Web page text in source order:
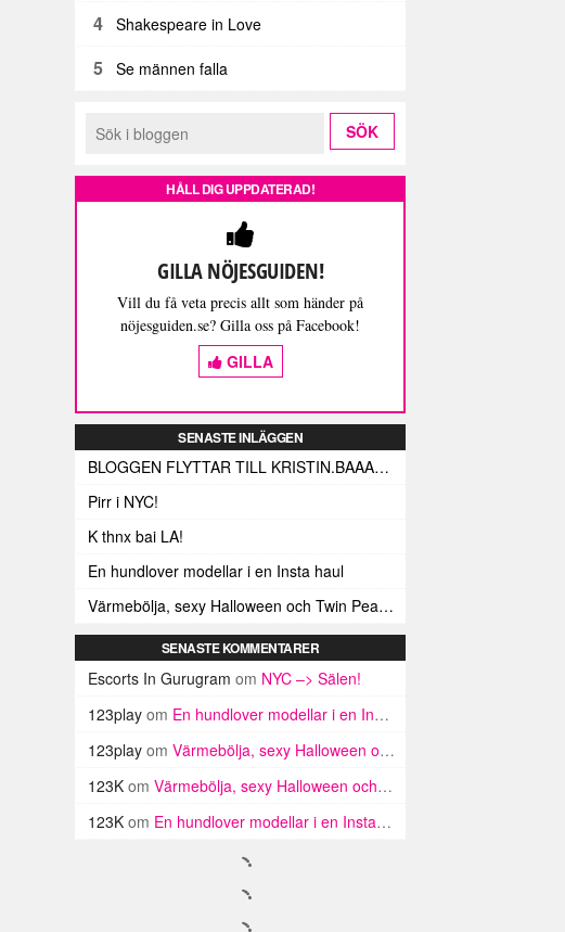
4 Shakespeare in Love
5 Se männen falla
HÅLL DIG UPPDATERAD!
GILLA NÖJESGUIDEN!
Vill du få veta precis allt som händer på
nöjesguiden.se? Gilla oss på Facebook!
GILLA
SENASTE INLÄGGEN
BLOGGEN FLYTTAR TILL KRISTIN.BAAAM.SE!
Pirr i NYC!
K thnx bai LA!
En hundlover modellar i en Insta haul
Värmebölja, sexy Halloween och Twin Peaks i LA!
SENASTE KOMMENTARER
Escorts In Gurugram om NYC –> Sälen!
123play om En hundlover modellar i en Insta haul
123play om Värmebölja, sexy Halloween och Twin Peaks i LA!
123K om Värmebölja, sexy Halloween och Twin Peaks i LA!
123K om En hundlover modellar i en Insta haul